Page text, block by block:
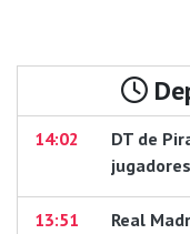
14:02
DT de
13:51
Real